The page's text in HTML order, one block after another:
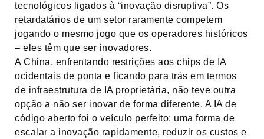
tecnológicos ligados à “inovação disruptiva”. Os
retardatários de um setor raramente competem
jogando o mesmo jogo que os operadores históricos
– eles têm que ser inovadores.
A China, enfrentando restrições aos chips de IA
ocidentais de ponta e ficando para trás em termos
de infraestrutura de IA proprietária, não teve outra
opção a não ser inovar de forma diferente. A IA de
código aberto foi o veículo perfeito: uma forma de
escalar a inovação rapidamente, reduzir os custos e